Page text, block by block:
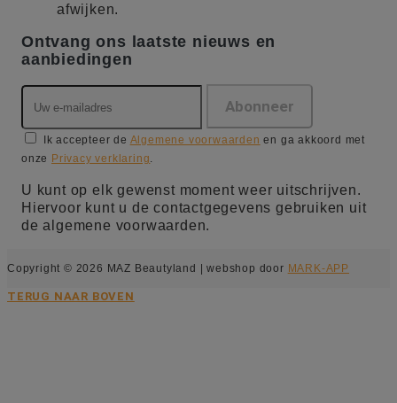
afwijken.
Ontvang ons laatste nieuws en
aanbiedingen
Ik accepteer de Algemene voorwaarden en ga akkoord met
onze Privacy verklaring.
U kunt op elk gewenst moment weer uitschrijven.
Hiervoor kunt u de contactgegevens gebruiken uit
de algemene voorwaarden.
Copyright © 2026 MAZ Beautyland | webshop door MARK-APP
TERUG NAAR BOVEN